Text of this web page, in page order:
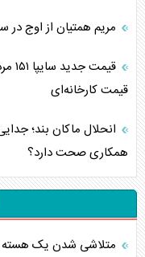
مریم همتیان از اوج در
قیمت کارخانه‌ای
انحلال ماکان بند؛
همکاری صحت دارد؟
متلاشی شدن یک هسته